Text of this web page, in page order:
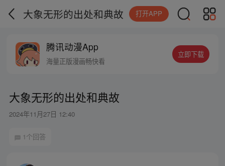
大象无形的出处和典故 打开APP
腾讯动漫App
海量正版漫画畅快看
立即下载
大象无形的出处和典故
2024年11月27日 12:40
1个回答